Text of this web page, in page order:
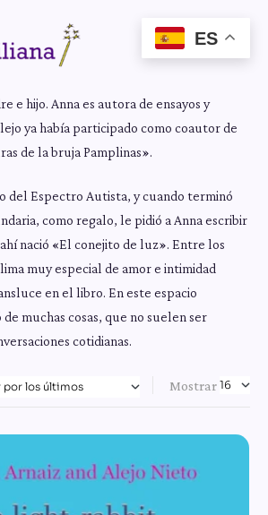
e hijo. Anna es autora de ensayos y
ya había participado como coautor de
de la bruja Pamplinas».
del Espectro Autista, y cuando terminó
como regalo, le pidió a Anna escribir
nació «El conejito de luz». Entre los
muy especial de amor e intimidad
en el libro. En este espacio
muchas cosas, que no suelen ser
cotidianas.
Mostrar
ES